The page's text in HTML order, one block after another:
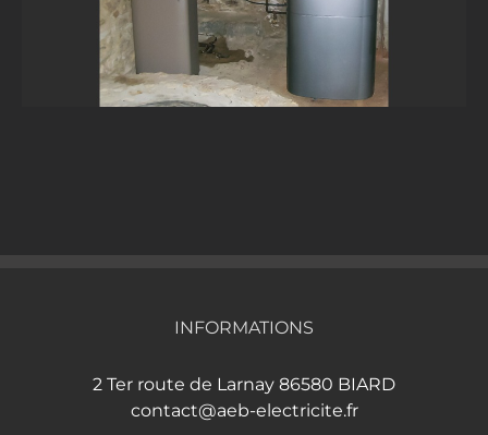
INFORMATIONS
2 Ter route de Larnay 86580 BIARD
contact@aeb-electricite.fr